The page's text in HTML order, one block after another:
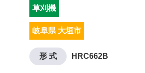
草刈機
岐阜県 大垣市
形 式 HRC662B